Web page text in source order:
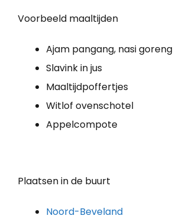
Voorbeeld maaltijden
Ajam pangang, nasi goreng
Slavink in jus
Maaltijdpoffertjes
Witlof ovenschotel
Appelcompote
Plaatsen in de buurt
Noord-Beveland